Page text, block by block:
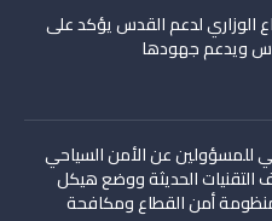
الوزاري لدعم القدس يؤكد على
ويدعم جهودها
للمسؤولين عن الأمن السياحي
الحديثة ووضع هيكل
أمن القطاع ومكافحة